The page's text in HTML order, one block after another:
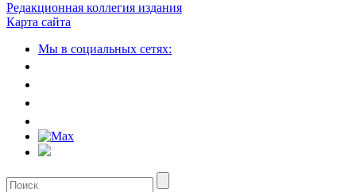
Редакционная коллегия издания
Карта сайта
Мы в социальных сетях: